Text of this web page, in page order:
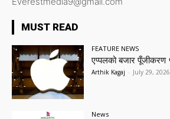
MUST READ
FEATURE NEWS
एप्पलको बजार पूँजीकरण
Arthik Kagaj - July 29, 2026
News